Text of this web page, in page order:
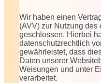
Wir haben einen
(AVV) zur Nutzung
geschlossen. Hierbei
datenschutzrechtlich
gewährleistet, dass
Daten unserer
Weisungen und unter
verarbeitet.